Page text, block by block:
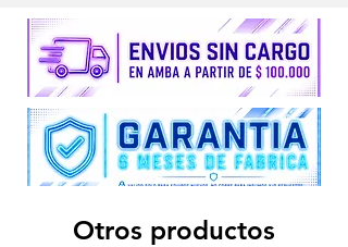
Otros productos